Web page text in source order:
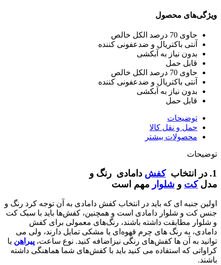
ویژگی‌های محصول
حاوی 70 درصد الکل خالص
آنتی باکتریال و ضدعفونی کننده
بدون نیاز به آبکشی
قابل حمل
حاوی 70 درصد الکل خالص
آنتی باکتریال و ضدعفونی کننده
بدون نیاز به آبکشی
قابل حمل
توضیحات
حمل و نقل کالا
محصولات بیشتر
توضیحات
1. در انتخاب کفش دامادی رنگ و
مدلکت و شلوار مهم است
اولین جنبه ای که باید در انتخاب کفش دامادی به آن توجه کرد رنگ و
جنس کت و شلوار دامادی است و همچنین، کفش‌ها باید با سبک کت
و شلوار مطابقت داشته باشند، رنگ‌های معمولی برای کفش
دامادی، به رنگ ‌های چرم قهوه‌ای یا مشکی تمایل دارند، ولی می‌
توانید به آن ها کفش‌های رنگی نیزاضافه کنید. نوع ساعت، پیراهن یا
کراواتی که استفاده می کنید باید با کفش‌های شما هماهنگی داشته
باشند.